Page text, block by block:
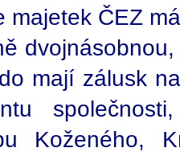
majetek ČEZ
mají zálusk
Koženého,